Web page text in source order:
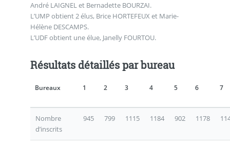
André LAIGNEL et Bernadette BOURZAI.
L’UMP obtient 2 élus, Brice HORTEFEUX et Marie-
Hélène DESCAMPS.
L’UDF obtient une élue, Janelly FOURTOU.
Résultats détaillés par bureau
Bureaux 1 2 3 4 5 6 7
Nombre
d’inscrits
945 799 1115 1184 902 1178